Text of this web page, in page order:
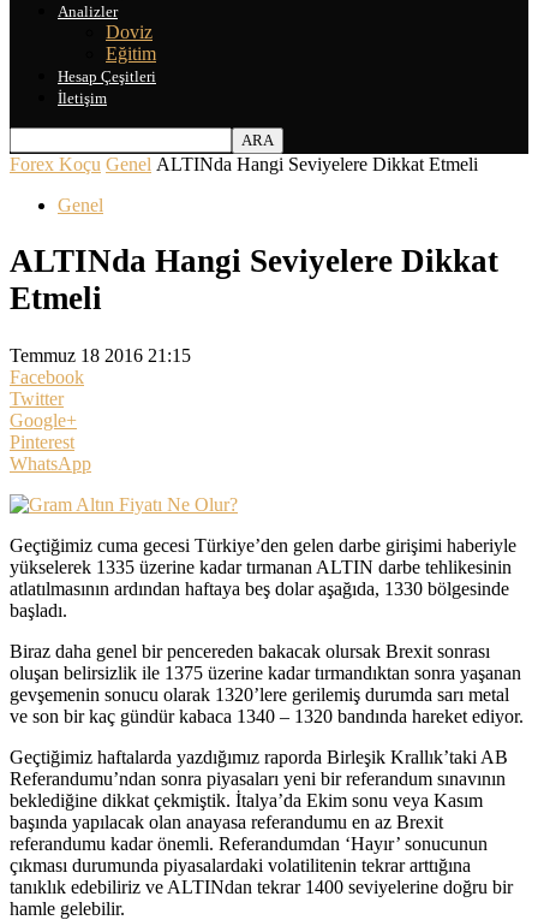
Analizler
Doviz
Eğitim
Hesap Çeşitleri
İletişim
Forex Koçu Genel ALTINda Hangi Seviyelere Dikkat Etmeli
Genel
ALTINda Hangi Seviyelere Dikkat
Etmeli
Temmuz 18 2016 21:15
Facebook
Twitter
Google+
Pinterest
WhatsApp
Geçtiğimiz cuma gecesi Türkiye’den gelen darbe girişimi haberiyle
yükselerek 1335 üzerine kadar tırmanan ALTIN darbe tehlikesinin
atlatılmasının ardından haftaya beş dolar aşağıda, 1330 bölgesinde
başladı.
Biraz daha genel bir pencereden bakacak olursak Brexit sonrası
oluşan belirsizlik ile 1375 üzerine kadar tırmandıktan sonra yaşanan
gevşemenin sonucu olarak 1320’lere gerilemiş durumda sarı metal
ve son bir kaç gündür kabaca 1340 – 1320 bandında hareket ediyor.
Geçtiğimiz haftalarda yazdığımız raporda Birleşik Krallık’taki AB
Referandumu’ndan sonra piyasaları yeni bir referandum sınavının
beklediğine dikkat çekmiştik. İtalya’da Ekim sonu veya Kasım
başında yapılacak olan anayasa referandumu en az Brexit
referandumu kadar önemli. Referandumdan ‘Hayır’ sonucunun
çıkması durumunda piyasalardaki volatilitenin tekrar arttığına
tanıklık edebiliriz ve ALTINdan tekrar 1400 seviyelerine doğru bir
hamle gelebilir.